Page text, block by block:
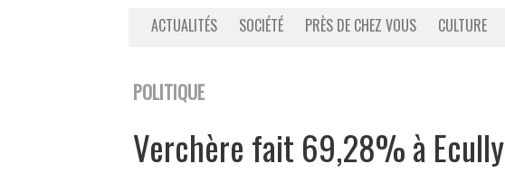
ACTUALITÉS SOCIÉTÉ PRÈS DE CHEZ VOUS CULTURE
POLITIQUE
Verchère fait 69,28% à Ecully